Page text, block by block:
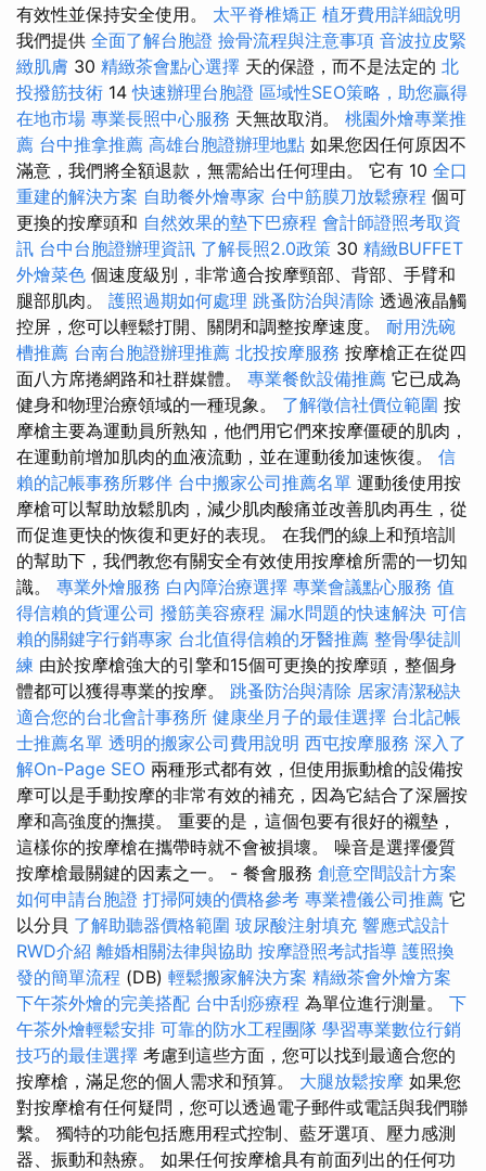
有效性並保持安全使用。 太平脊椎矯正 植牙費用詳細說明
我們提供 全面了解台胞證 撿骨流程與注意事項 音波拉皮緊
緻肌膚 30 精緻茶會點心選擇 天的保證，而不是法定的 北
投撥筋技術 14快速辦理台胞證 區域性SEO策略，助您贏得
在地市場 專業長照中心服務 天無故取消。 桃園外燴專業推
薦 台中推拿推薦 高雄台胞證辦理地點 如果您因任何原因不
滿意，我們將全額退款，無需給出任何理由。 它有 10 全口
重建的解決方案 自助餐外燴專家 台中筋膜刀放鬆療程 個可
更換的按摩頭和 自然效果的墊下巴療程 會計師證照考取資
訊 台中台胞證辦理資訊 了解長照2.0政策 30 精緻BUFFET
外燴菜色 個速度級別，非常適合按摩頸部、背部、手臂和
腿部肌肉。 護照過期如何處理 跳蚤防治與清除 透過液晶觸
控屏，您可以輕鬆打開、關閉和調整按摩速度。 耐用洗碗
槽推薦 台南台胞證辦理推薦 北投按摩服務 按摩槍正在從四
面八方席捲網路和社群媒體。 專業餐飲設備推薦 它已成為
健身和物理治療領域的一種現象。 了解徵信社價位範圍 按
摩槍主要為運動員所熟知，他們用它們來按摩僵硬的肌肉，
在運動前增加肌肉的血液流動，並在運動後加速恢復。 信
賴的記帳事務所夥伴 台中搬家公司推薦名單 運動後使用按
摩槍可以幫助放鬆肌肉，減少肌肉酸痛並改善肌肉再生，從
而促進更快的恢復和更好的表現。 在我們的線上和預培訓
的幫助下，我們教您有關安全有效使用按摩槍所需的一切知
識。 專業外燴服務 白內障治療選擇 專業會議點心服務 值
得信賴的貨運公司 撥筋美容療程 漏水問題的快速解決 可信
賴的關鍵字行銷專家 台北值得信賴的牙醫推薦 整骨學徒訓
練 由於按摩槍強大的引擎和15個可更換的按摩頭，整個身
體都可以獲得專業的按摩。 跳蚤防治與清除 居家清潔秘訣
適合您的台北會計事務所 健康坐月子的最佳選擇 台北記帳
士推薦名單 透明的搬家公司費用說明 西屯按摩服務 深入了
解On-Page SEO 兩種形式都有效，但使用振動槍的設備按
摩可以是手動按摩的非常有效的補充，因為它結合了深層按
摩和高強度的撫摸。 重要的是，這個包要有很好的襯墊，
這樣你的按摩槍在攜帶時就不會被損壞。 噪音是選擇優質
按摩槍最關鍵的因素之一。 - 餐會服務 創意空間設計方案
如何申請台胞證 打掃阿姨的價格參考 專業禮儀公司推薦 它
以分貝 了解助聽器價格範圍 玻尿酸注射填充 響應式設計
RWD介紹 離婚相關法律與協助 按摩證照考試指導 護照換
發的簡單流程 (DB) 輕鬆搬家解決方案 精緻茶會外燴方案
下午茶外燴的完美搭配 台中刮痧療程 為單位進行測量。 下
午茶外燴輕鬆安排 可靠的防水工程團隊 學習專業數位行銷
技巧的最佳選擇 考慮到這些方面，您可以找到最適合您的
按摩槍，滿足您的個人需求和預算。 大腿放鬆按摩 如果您
對按摩槍有任何疑問，您可以透過電子郵件或電話與我們聯
繫。 獨特的功能包括應用程式控制、藍牙選項、壓力感測
器、振動和熱療。 如果任何按摩槍具有前面列出的任何功